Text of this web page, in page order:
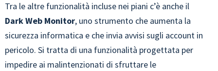
Tra le altre funzionalità incluse nei piani c’è anche il
Dark Web Monitor, uno strumento che aumenta la
sicurezza informatica e che invia avvisi sugli account in
pericolo. Si tratta di una funzionalità progettata per
impedire ai malintenzionati di sfruttare le